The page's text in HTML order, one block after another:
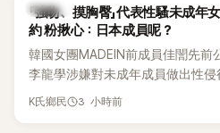
K-POP
「強吻、摸胸臀」代表性騷未成
約 粉揪心：日本成員呢？
韓國女團MADEIN前成員佳誾先前
李龍學涉嫌對未成年成員做出性
展！法院日前判決另外2名
K氏鄉民 3 小時前